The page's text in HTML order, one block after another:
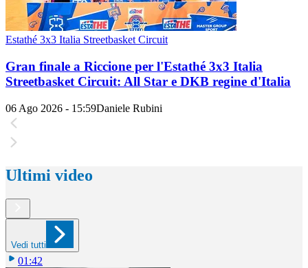
Estathé 3x3 Italia Streetbasket Circuit
Gran finale a Riccione per l'Estathé 3x3 Italia
Streetbasket Circuit: All Star e DKB regine d'Italia
06 Ago 2026 - 15:59Daniele Rubini
Ultimi video
Vedi tutti
01:42